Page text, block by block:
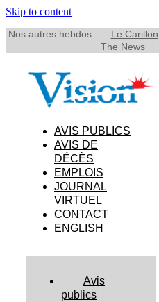
Skip to content
Nos autres hebdos: Le Carillon
The News
AVIS PUBLICS
AVIS DE
DÉCÈS
EMPLOIS
JOURNAL
VIRTUEL
CONTACT
ENGLISH
Avis
publics